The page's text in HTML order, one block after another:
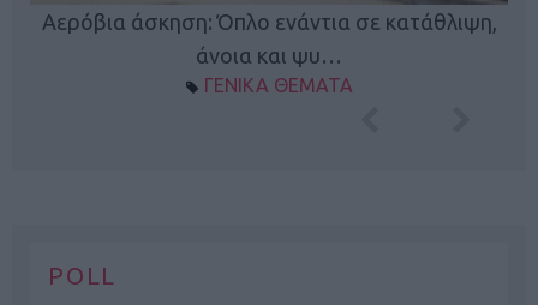
Αερόβια άσκηση: Όπλο ενάντια σε κατάθλιψη,
άνοια και ψυ…
ΓΕΝΙΚΑ ΘΕΜΑΤΑ
POLL